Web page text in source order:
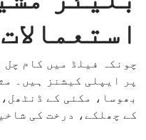
استعمالات
چونکہ فیلڈ میں کام
پر ایپلی کیشنز ہیں۔
بھوسا، مکئی کے
کے چھلکے، درخت کی